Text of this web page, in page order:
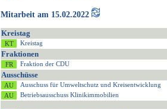
Mitarbeit am 15.02.2022
Kreistag
Kreistag
Fraktionen
Fraktion der CDU
Ausschüsse
Ausschuss für Umweltschutz und Kreisentwicklung
Betriebsausschuss Klinikimmobilien